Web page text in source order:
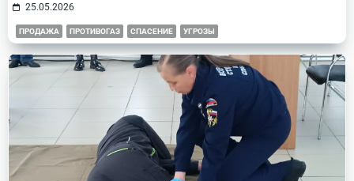
25.05.2026
ПРОДАЖА ПРОТИВОГАЗ СПАСЕНИЕ УГРОЗЫ